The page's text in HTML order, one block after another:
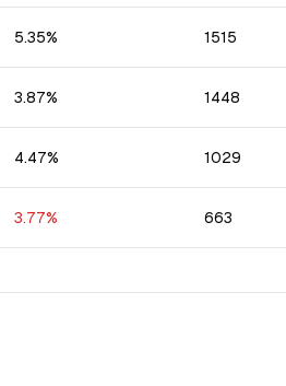
5.35% 1515
3.87% 1448
4.47% 1029
3.77% 663